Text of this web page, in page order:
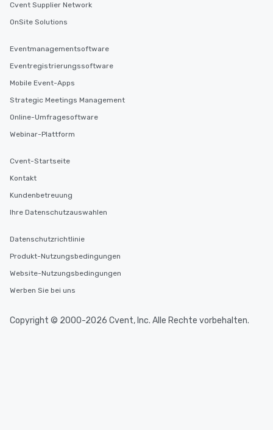
Cvent Supplier Network
OnSite Solutions
Eventmanagementsoftware
Eventregistrierungssoftware
Mobile Event-Apps
Strategic Meetings Management
Online-Umfragesoftware
Webinar-Plattform
Cvent-Startseite
Kontakt
Kundenbetreuung
Ihre Datenschutzauswahlen
Datenschutzrichtlinie
Produkt-Nutzungsbedingungen
Website-Nutzungsbedingungen
Werben Sie bei uns
Copyright © 2000-2026 Cvent, Inc. Alle Rechte vorbehalten.